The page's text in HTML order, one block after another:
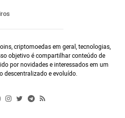
criptomoedas em geral, tecnologias,
objetivo é compartilhar conteúdo de
por novidades e interessados em um
descentralizado e evoluído.